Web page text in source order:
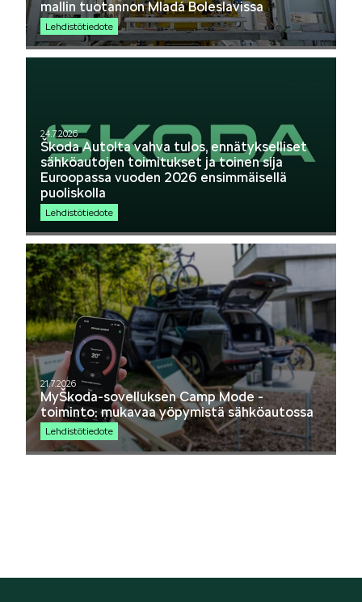
Mallit
FABIA
OCTAVIA
SCALA
mallin tuotannon Mladá Boleslavissa
Lehdistötiedote
24.7.2026
Škoda Autolta vahva tulos, ennätykselliset
sähköautojen toimitukset ja toinen sija
Euroopassa vuoden 2026 ensimmäisellä
puoliskolla
Lehdistötiedote
21.7.2026
MyŠkoda-sovelluksen Camp Mode -
toiminto: mukavaa yöpymistä sähköautossa
Lehdistötiedote